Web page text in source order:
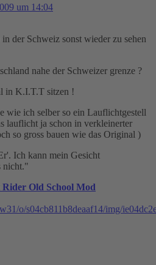
um 14:04
der Schweiz sonst wieder zu sehen
nahe der Schweizer grenze ?
in K.I.T.T sitzen !
wie ich selber so ein Lauflichtgestell
lauflicht ja schon in verkleinerter
so gross bauen wie das Original )
Ich kann mein Gesicht
nicht."
Old School Mod
o/s04cb811b8deaaf14/img/